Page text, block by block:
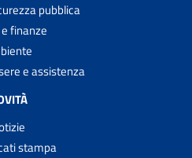
pubblica
finanze
e assistenza
stampa